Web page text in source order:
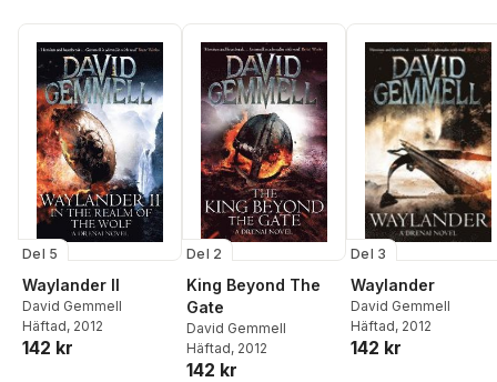
Del 5
Waylander II
David Gemmell
Häftad, 2012
142 kr
Del 2
King Beyond The
Gate
David Gemmell
Häftad, 2012
142 kr
Del 3
Waylander
David Gemmell
Häftad, 2012
142 kr